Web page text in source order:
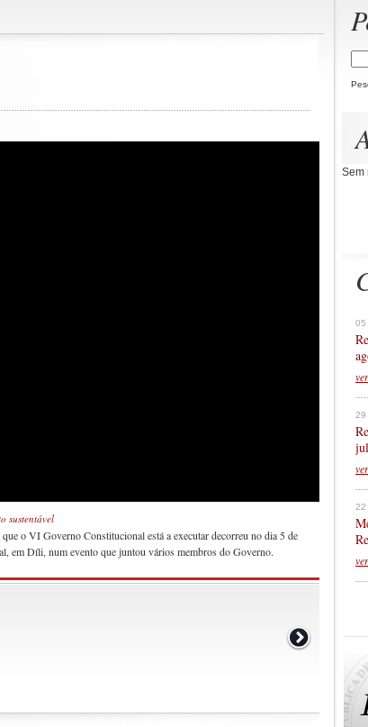
Sem
05
29
22
sustentável
o VI Governo Constitucional está a executar decorreu no dia 5 de
em Díli, num evento que juntou vários membros do Governo.